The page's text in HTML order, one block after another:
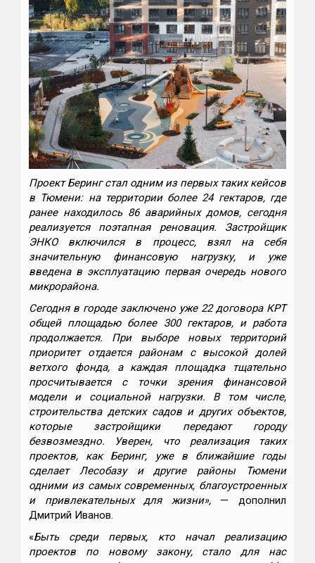
Проект Беринг стал одним из первых таких кейсов
в Тюмени: на территории более 24 гектаров, где
ранее находилось 86 аварийных домов, сегодня
реализуется поэтапная реновация. Застройщик
ЭНКО включился в процесс, взял на себя
значительную финансовую нагрузку, и уже
введена в эксплуатацию первая очередь нового
микрорайона.
Сегодня в городе заключено уже 22 договора КРТ
общей площадью более 300 гектаров, и работа
продолжается. При выборе новых территорий
приоритет отдается районам с высокой долей
ветхого фонда, а каждая площадка тщательно
просчитывается с точки зрения финансовой
модели и социальной нагрузки. В том числе,
строительства детских садов и других объектов,
которые застройщики передают городу
безвозмездно. Уверен, что реализация таких
проектов, как Беринг, уже в ближайшие годы
сделает Лесобазу и другие районы Тюмени
одними из самых современных, благоустроенных
и привлекательных для жизни»,— дополнил
Дмитрий Иванов.
«Быть среди первых, кто начал реализацию
проектов по новому закону, стало для нас